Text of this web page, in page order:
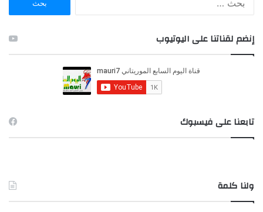
ن
:
إنضم لقناتنا على اليوتيوب
تابعنا على فيسبوك
ولنا كلمة